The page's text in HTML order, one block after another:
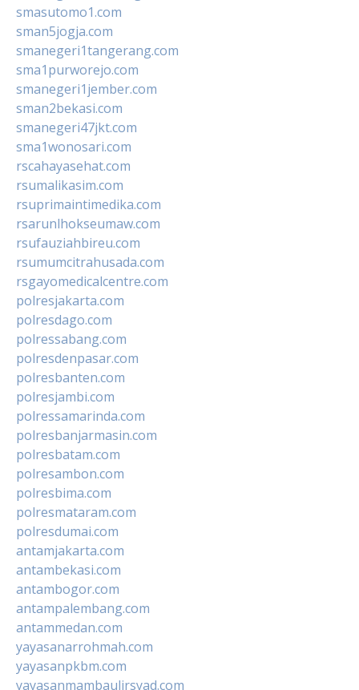
smasutomo1.com
sman5jogja.com
smanegeri1tangerang.com
sma1purworejo.com
smanegeri1jember.com
sman2bekasi.com
smanegeri47jkt.com
sma1wonosari.com
rscahayasehat.com
rsumalikasim.com
rsuprimaintimedika.com
rsarunlhokseumaw.com
rsufauziahbireu.com
rsumumcitrahusada.com
rsgayomedicalcentre.com
polresjakarta.com
polresdago.com
polressabang.com
polresdenpasar.com
polresbanten.com
polresjambi.com
polressamarinda.com
polresbanjarmasin.com
polresbatam.com
polresambon.com
polresbima.com
polresmataram.com
polresdumai.com
antamjakarta.com
antambekasi.com
antambogor.com
antampalembang.com
antammedan.com
yayasanarrohmah.com
yayasanpkbm.com
yayasanmambaulirsyad.com